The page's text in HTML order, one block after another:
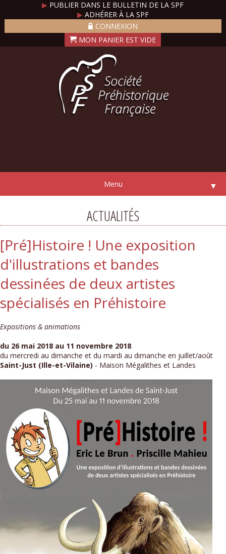
▶ PUBLIER DANS LE BULLETIN DE LA SPF
▶ADHÉRER À LA SPF
CONNEXION
Menu ▼
ACTUALITÉS
[Pré]Histoire ! Une exposition
d'illustrations et bandes
dessinées de deux artistes
spécialisés en Préhistoire
Expositions & animations
du 26 mai 2018 au 11 novembre 2018
du mercredi au dimanche et du mardi au dimanche en juillet/août
Saint-Just (Ille-et-Vilaine) - Maison Mégalithes et Landes